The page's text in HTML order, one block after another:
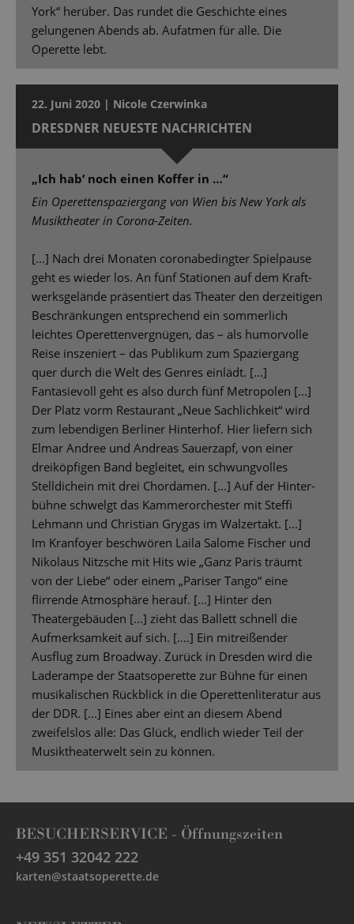
York“ herüber. Das rundet die Geschichte eines
gelungenen Abends ab. Aufatmen für alle. Die
Operette lebt.
22. Juni 2020 | Nicole Czerwinka
DRESDNER NEUESTE NACHRICHTEN
„Ich hab‘ noch einen Koffer in …“
Ein Operettenspaziergang von Wien bis New York als
Musiktheater in Corona-Zeiten.
[...] Nach drei Monaten coronabedingter Spielpause
geht es wieder los. An fünf Stationen auf dem Kraft-
werksgelände präsentiert das Theater den derzeitigen
Beschränkungen entsprechend ein sommerlich
leichtes Operettenvergnügen, das – als humorvolle
Reise inszeniert – das Publikum zum Spaziergang
quer durch die Welt des Genres einlädt. [...]
Fantasievoll geht es also durch fünf Metropolen [...]
Der Platz vorm Restaurant „Neue Sachlichkeit“ wird
zum lebendigen Berliner Hinterhof. Hier liefern sich
Elmar Andree und Andreas Sauerzapf, von einer
dreiköpfigen Band begleitet, ein schwungvolles
Stelldichein mit drei Chordamen. [...] Auf der Hinter-
bühne schwelgt das Kammerorchester mit Steffi
Lehmann und Christian Grygas im Walzertakt. [...]
Im Kranfoyer beschwören Laila Salome Fischer und
Nikolaus Nitzsche mit Hits wie „Ganz Paris träumt
von der Liebe“ oder einem „Pariser Tango“ eine
flirrende Atmosphäre herauf. [...] Hinter den
Theatergebäuden [...] zieht das Ballett schnell die
Aufmerksamkeit auf sich. [....] Ein mitreißender
Ausflug zum Broadway. Zurück in Dresden wird die
Laderampe der Staatsoperette zur Bühne für einen
musikalischen Rückblick in die Operettenliteratur aus
der DDR. [...] Eines aber eint an diesem Abend
zweifelslos alle: Das Glück, endlich wieder Teil der
Musiktheaterwelt sein zu können.
BESUCHERSERVICE - Öffnungszeiten
+49 351 32042 222
karten@staatsoperette.de